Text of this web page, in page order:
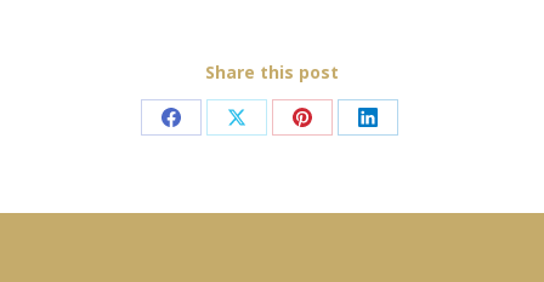
Share this post
Share
Facebook
Share
X
Share
Pinterest
Share
LinkedIn